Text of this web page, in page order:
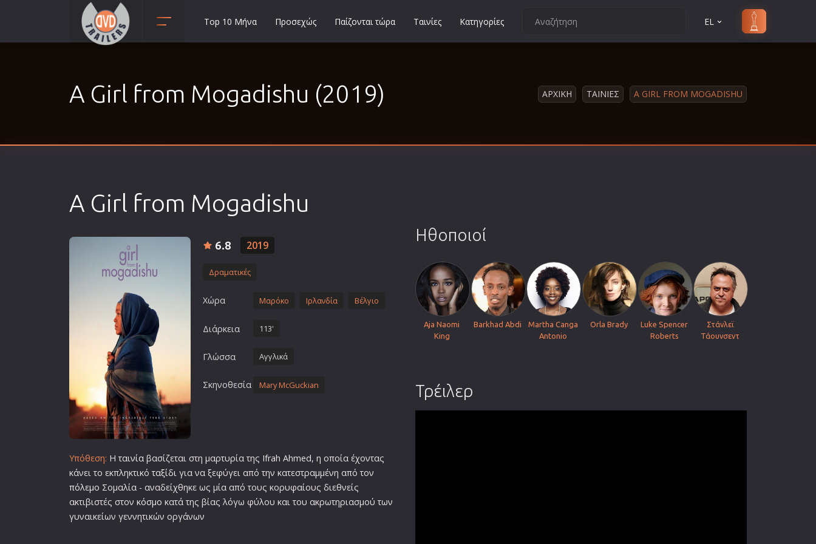
Αισθηματικές
Δραματικές
Ελληνικός Κινηματογράφος
Ευρωπαικός Κινηματογράφος
Θρησκευτικές
Κλασσικές
Μικρού Μήκους
Πολιτική
Top 10 Μήνα Προσεχώς Παίζονται τώρα Ταινίες Κατηγορίες EL
A Girl from Mogadishu (2019) ΑΡΧΙΚΗ ΤΑΙΝΙΕΣ A GIRL FROM MOGADISHU
A Girl from Mogadishu
6.8 2019
Δραματικές
Χώρα Μαρόκο Ιρλανδία Βέλγιο
Διάρκεια 113'
Γλώσσα Αγγλικά
Σκηνοθεσία Mary McGuckian
Υπόθεση: Ηταινία βασίζεται στη μαρτυρία της Ifrah Ahmed, η οποία έχοντας
κάνει το εκπληκτικόταξίδι για να ξεφύγει από την κατεστραμμένη από τον
πόλεμο Σομαλία - αναδείχθηκε ως μία από τους κορυφαίους διεθνείς
ακτιβιστές στον κόσμο κατά της βίας λόγω φύλου και του ακρωτηριασμού των
γυναικείων γεννητικών οργάνων
Ηθοποιοί
Aja Naomi
King
Barkhad Abdi
Martha Canga
Antonio
Orla Brady
Luke Spencer
Roberts
Στάνλεϊ
Τάουνσεντ
Τρέιλερ